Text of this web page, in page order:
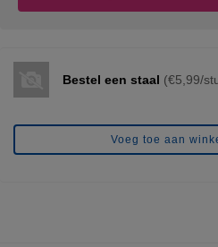
Bestel een staal (€5,99/
Voeg toe aan